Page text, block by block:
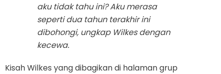
aku tidak tahu ini? Aku merasa
seperti dua tahun terakhir ini
dibohongi, ungkap Wilkes dengan
kecewa.
Kisah Wilkes yang dibagikan di halaman grup